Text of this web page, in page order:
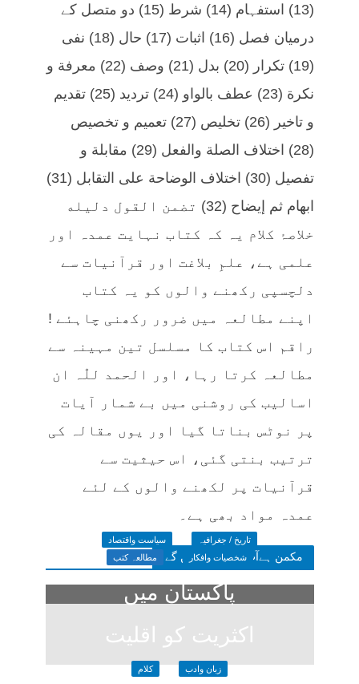
(13) استفہام (14) شرط (15) دو متصل کے
درمیان فصل (16) اثبات (17) حال (18) نفی
(19) تکرار (20) بدل (21) وصف (22) معرفة و
نکرة (23) عطف بالواو (24) تردید (25) تقدیم
و تاخیر (26) تخليص (27) تعميم و تخصيص
(28) اختلاف الصلة والفعل (29) مقابلة و
تفصیل (30) اختلاف الوضاحة على التقابل (31)
ابهام ثم إیضاح (32) تضمن القول دلیله
خلاصۂ کلام یہ کہ کتاب نہایت عمدہ اور
علمی ہے، علمِ بلاغت اور قرآنیات سے
دلچسپی رکھنے والوں کو یہ کتاب
اپنے مطالعہ میں ضرور رکھنی چاہئے !
راقم اس کتاب کا مسلسل تین مہینہ سے
مطالعہ کرتا رہا، اور الحمد للّٰہ ان
اسالیب کی روشنی میں بے شمار آیات
پر نوٹس بناتا گیا اور یوں مقالہ کی
ترتیب بنتی گئی، اس حیثیت سے
قرآنیات پر لکھنے والوں کے لئے
عمدہ مواد بھی ہے۔
مکمن ہےآپ پسند فرمائیں گے
تاریخ / جغرافیہ
سیاست واقتصاد
شخصیات وافکار
مطالعہ کتب
پاکستان میں
اکثریت کو اقلیت
کا خوف
زبان وادب کلام